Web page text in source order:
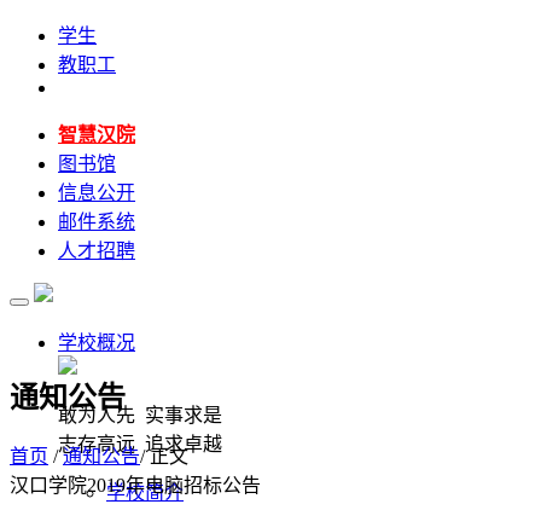
学生
教职工
智慧汉院
图书馆
信息公开
邮件系统
人才招聘
学校概况
敢为人先 实事求是
志存高远 追求卓越
学校简介
通知公告
首页 /通知公告/ 正文
汉口学院2019年电脑招标公告